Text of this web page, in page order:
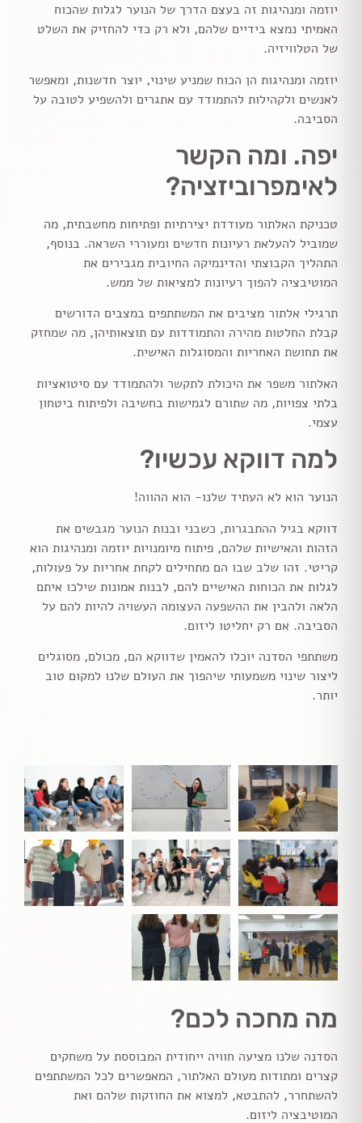
יוזמה ומנהיגות זה בעצם הדרך של הנוער לגלות שהכוח
האמיתי נמצא בידיים שלהם, ולא רק כדי להחזיק את השלט
של הטלוויזיה.
יוזמה ומנהיגות הן הכוח שמניע שינוי, יוצר חדשנות, ומאפשר
לאנשים ולקהילות להתמודד עם אתגרים ולהשפיע לטובה על
הסביבה.
יפה. ומה הקשר
לאימפרוביזציה?
טכניקת האלתור מעודדת יצירתיות ופתיחות מחשבתית, מה
שמוביל להעלאת רעיונות חדשים ומעוררי השראה. בנוסף,
התהליך הקבוצתי והדינמיקה החיובית מגבירים את
המוטיבציה להפוך רעיונות למציאות של ממש.
תרגילי אלתור מציבים את המשתתפים במצבים הדורשים
קבלת החלטות מהירה והתמודדות עם תוצאותיהן, מה שמחזק
את תחושת האחריות והמסוגלות האישית.
האלתור משפר את היכולת לתקשר ולהתמודד עם סיטואציות
בלתי צפויות, מה שתורם לגמישות בחשיבה ולפיתוח ביטחון
עצמי.
למה דווקא עכשיו?
הנוער הוא לא העתיד שלנו- הוא ההווה!
דווקא בגיל ההתבגרות, כשבני ובנות הנוער מגבשים את
הזהות והאישיות שלהם, פיתוח מיומנויות יוזמה ומנהיגות הוא
קריטי. זהו שלב שבו הם מתחילים לקחת אחריות על פעולות,
לגלות את הכוחות האישיים להם, לבנות אמונות שילכו איתם
הלאה ולהבין את ההשפעה העצומה העשויה להיות להם על
הסביבה. אם רק יחליטו ליזום.
משתתפי הסדנה יוכלו להאמין שדווקא הם, מכולם, מסוגלים
ליצור שינוי משמעותי שיהפוך את העולם שלנו למקום טוב
יותר.
מה מחכה לכם?
הסדנה שלנו מציעה חוויה ייחודית המבוססת על משחקים
קצרים ומתודות מעולם האלתור, המאפשרים לכל המשתתפים
להשתחרר, להתבטא, למצוא את החוזקות שלהם ואת
המוטיבציה ליזום.